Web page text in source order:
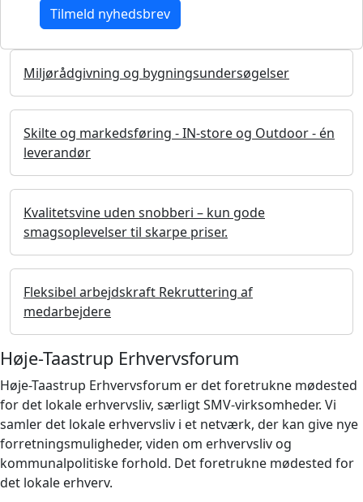
Miljørådgivning og bygningsundersøgelser
Skilte og markedsføring - IN-store og Outdoor - én
leverandør
Kvalitetsvine uden snobberi – kun gode
smagsoplevelser til skarpe priser.
Fleksibel arbejdskraft Rekruttering af
medarbejdere
Høje-Taastrup Erhvervsforum
Høje-Taastrup Erhvervsforum er det foretrukne mødested
for det lokale erhvervsliv, særligt SMV-virksomheder. Vi
samler det lokale erhvervsliv i et netværk, der kan give nye
forretningsmuligheder, viden om erhvervsliv og
kommunalpolitiske forhold. Det foretrukne mødested for
det lokale erhverv.